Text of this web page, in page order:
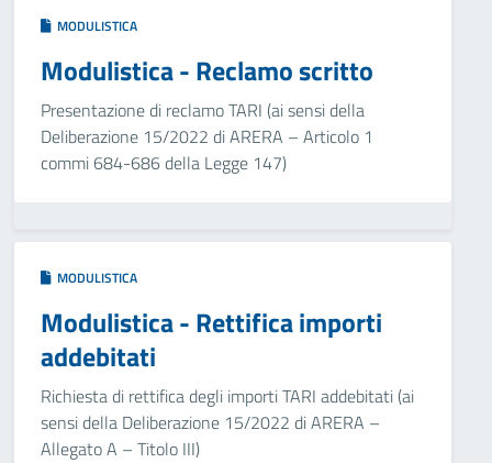
MODULISTICA
Modulistica - Reclamo scritto
Presentazione di reclamo TARI (ai sensi della
Deliberazione 15/2022 di ARERA – Articolo 1
commi 684-686 della Legge 147)
MODULISTICA
Modulistica - Rettifica importi
addebitati
Richiesta di rettifica degli importi TARI addebitati (ai
sensi della Deliberazione 15/2022 di ARERA –
Allegato A – Titolo III)